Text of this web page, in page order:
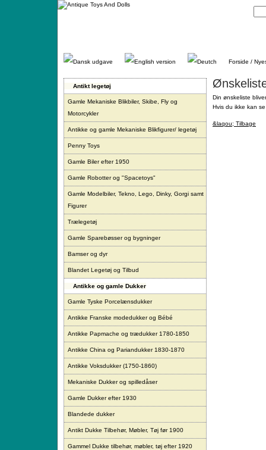
Gå
Forside /
Antikt legetøj
Gamle Mekaniske Blikbiler, Skibe, Fly og
Motorcykler
Antikke og gamle Mekaniske Blikfigurer/ legetøj
Penny Toys
Gamle Biler efter 1950
Gamle Robotter og "Spacetoys"
Gamle Modelbiler, Tekno, Lego, Dinky, Gorgi samt
Figurer
Trælegetøj
Gamle Sparebøsser og bygninger
Bamser og dyr
Blandet Legetøj og Tilbud
Antikke og gamle Dukker
Gamle Tyske Porcelænsdukker
Antikke Franske modedukker og Bébé
Antikke Papmache og trædukker 1780-1850
Antikke China og Pariandukker 1830-1870
Antikke Voksdukker (1750-1860)
Mekaniske Dukker og spilledåser
Gamle Dukker efter 1930
Blandede dukker
Antikt Dukke Tilbehør, Møbler, Tøj før 1900
Gammel Dukke tilbehør, møbler, tøj efter 1920
Din ønskeliste
Hvis du ikke kan
&laqou; Tilbage